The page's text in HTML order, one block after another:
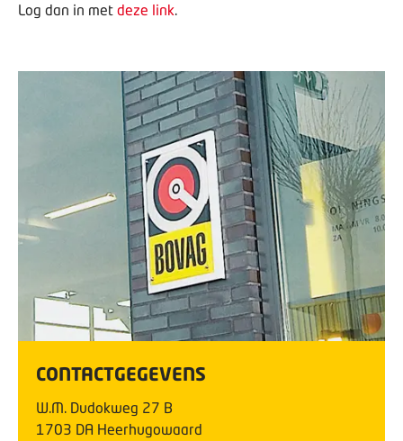
Log dan in met deze link.
CONTACTGEGEVENS
W.M. Dudokweg 27 B
1703 DA Heerhugowaard